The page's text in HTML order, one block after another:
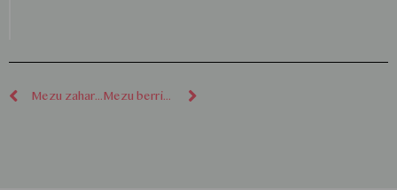
Mezu zaharragoak Mezu berriagoak